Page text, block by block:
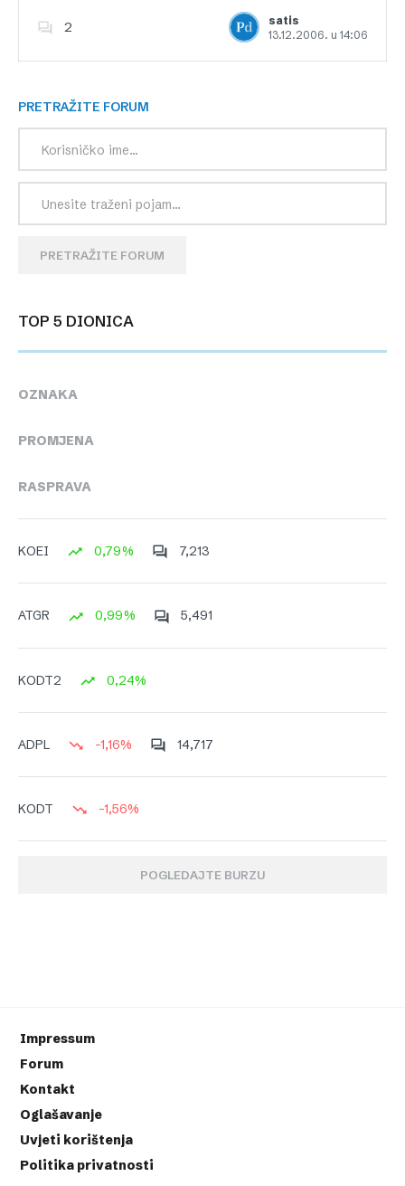
2
satis
13.12.2006. u 14:06
Dodajte u favorite
PRETRAŽITE FORUM
PRETRAŽITE FORUM
TOP 5 DIONICA
OZNAKA
PROMJENA
RASPRAVA
KOEI 0,79% 7,213
ATGR 0,99% 5,491
KODT2 0,24%
ADPL -1,16% 14,717
KODT -1,56%
POGLEDAJTE BURZU
Impressum
Forum
Kontakt
Oglašavanje
Uvjeti korištenja
Politika privatnosti